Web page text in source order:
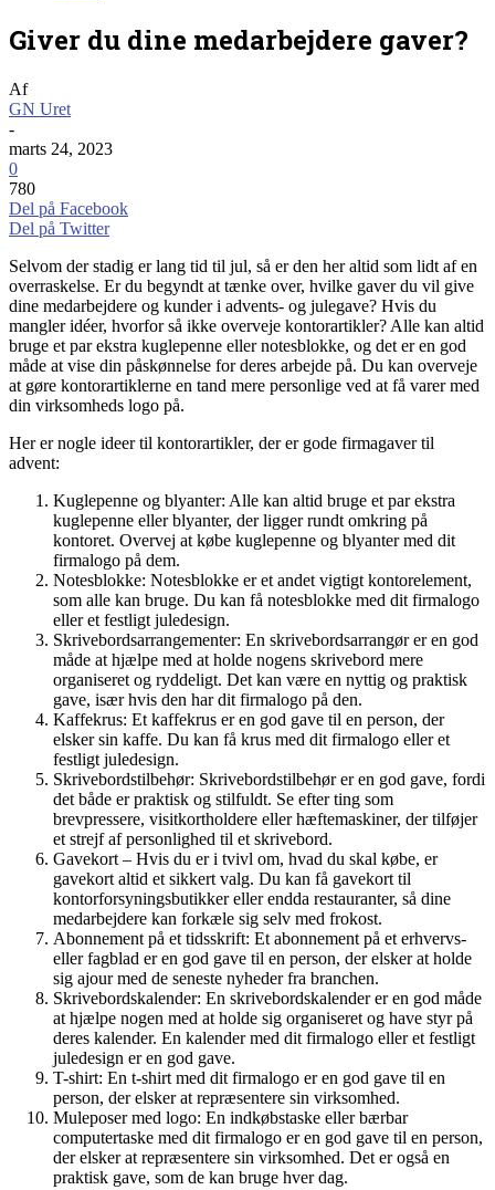
Giver du dine medarbejdere gaver?
Af
GN Uret
-
marts 24, 2023
0
780
Del på Facebook
Del på Twitter
Selvom der stadig er lang tid til jul, så er den her altid som lidt af en
overraskelse. Er du begyndt at tænke over, hvilke gaver du vil give
dine medarbejdere og kunder i advents- og julegave? Hvis du
mangler idéer, hvorfor så ikke overveje kontorartikler? Alle kan altid
bruge et par ekstra kuglepenne eller notesblokke, og det er en god
måde at vise din påskønnelse for deres arbejde på. Du kan overveje
at gøre kontorartiklerne en tand mere personlige ved at få varer med
din virksomheds logo på.
Her er nogle ideer til kontorartikler, der er gode firmagaver til
advent:
Kuglepenne og blyanter: Alle kan altid bruge et par ekstra
kuglepenne eller blyanter, der ligger rundt omkring på
kontoret. Overvej at købe kuglepenne og blyanter med dit
firmalogo på dem.
Notesblokke: Notesblokke er et andet vigtigt kontorelement,
som alle kan bruge. Du kan få notesblokke med dit firmalogo
eller et festligt juledesign.
Skrivebordsarrangementer: En skrivebordsarrangør er en god
måde at hjælpe med at holde nogens skrivebord mere
organiseret og ryddeligt. Det kan være en nyttig og praktisk
gave, især hvis den har dit firmalogo på den.
Kaffekrus: Et kaffekrus er en god gave til en person, der
elsker sin kaffe. Du kan få krus med dit firmalogo eller et
festligt juledesign.
Skrivebordstilbehør: Skrivebordstilbehør er en god gave, fordi
det både er praktisk og stilfuldt. Se efter ting som
brevpressere, visitkortholdere eller hæftemaskiner, der tilføjer
et strejf af personlighed til et skrivebord.
Gavekort – Hvis du er i tvivl om, hvad du skal købe, er
gavekort altid et sikkert valg. Du kan få gavekort til
kontorforsyningsbutikker eller endda restauranter, så dine
medarbejdere kan forkæle sig selv med frokost.
Abonnement på et tidsskrift: Et abonnement på et erhvervs-
eller fagblad er en god gave til en person, der elsker at holde
sig ajour med de seneste nyheder fra branchen.
Skrivebordskalender: En skrivebordskalender er en god måde
at hjælpe nogen med at holde sig organiseret og have styr på
deres kalender. En kalender med dit firmalogo eller et festligt
juledesign er en god gave.
T-shirt: En t-shirt med dit firmalogo er en god gave til en
person, der elsker at repræsentere sin virksomhed.
Muleposer med logo: En indkøbstaske eller bærbar
computertaske med dit firmalogo er en god gave til en person,
der elsker at repræsentere sin virksomhed. Det er også en
praktisk gave, som de kan bruge hver dag.